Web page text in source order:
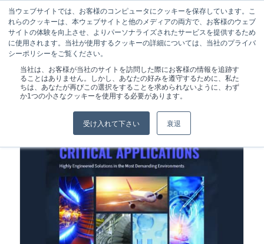
当ウェブサイトでは、お客様のコンピュータにクッキーを保存しています。こ
れらのクッキーは、本ウェブサイトと他のメディアの両方で、お客様のウェブ
サイトの体験を向上させ、よりパーソナライズされたサービスを提供するため
に使用されます。当社が使用するクッキーの詳細については、当社のプライバ
シーポリシーをご覧ください。
当社は、お客様が当社のサイトを訪問した際にお客様の情報を追跡す
ることはありません。しかし、あなたの好みを遵守するために、私た
ちは、あなたが再びこの選択をすることを求められないように、わず
か1つの小さなクッキーを使用する必要があります。
受け入れて下さい 衰退
現在位置: ホーム / カスタムシール